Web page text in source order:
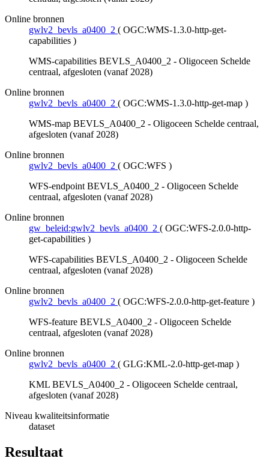
Online bronnen
gwlv2_bevls_a0400_2 ( OGC:WMS-1.3.0-http-get-
capabilities )
WMS-capabilities BEVLS_A0400_2 - Oligoceen Schelde
centraal, afgesloten (vanaf 2028)
Online bronnen
gwlv2_bevls_a0400_2 ( OGC:WMS-1.3.0-http-get-map )
WMS-map BEVLS_A0400_2 - Oligoceen Schelde centraal,
afgesloten (vanaf 2028)
Online bronnen
gwlv2_bevls_a0400_2 ( OGC:WFS )
WFS-endpoint BEVLS_A0400_2 - Oligoceen Schelde
centraal, afgesloten (vanaf 2028)
Online bronnen
gw_beleid:gwlv2_bevls_a0400_2 ( OGC:WFS-2.0.0-http-
get-capabilities )
WFS-capabilities BEVLS_A0400_2 - Oligoceen Schelde
centraal, afgesloten (vanaf 2028)
Online bronnen
gwlv2_bevls_a0400_2 ( OGC:WFS-2.0.0-http-get-feature )
WFS-feature BEVLS_A0400_2 - Oligoceen Schelde
centraal, afgesloten (vanaf 2028)
Online bronnen
gwlv2_bevls_a0400_2 ( GLG:KML-2.0-http-get-map )
KML BEVLS_A0400_2 - Oligoceen Schelde centraal,
afgesloten (vanaf 2028)
Niveau kwaliteitsinformatie
dataset
Resultaat